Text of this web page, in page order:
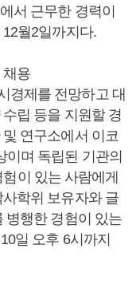
서 근무한 경력이
월2일까지다.
용
경제를 전망하고 대
립 등을 지원할 경
연구소에서 이코
이며 독립된 기관의
이 있는 사람에게
학위 보유자와 글
병행한 경험이 있는
일 오후 6시까지